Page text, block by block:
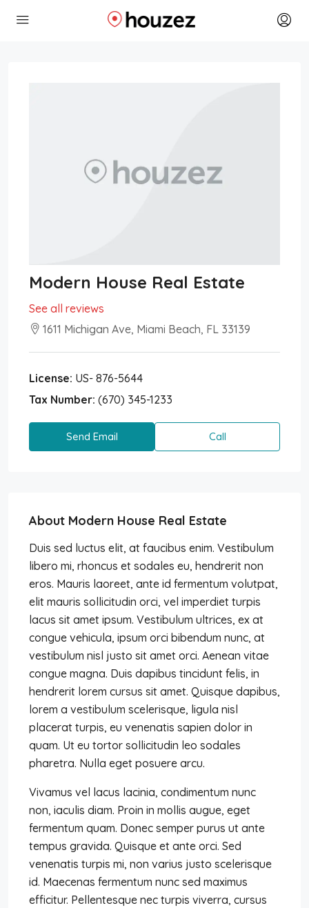
Modern House Real Estate
See all reviews
1611 Michigan Ave, Miami Beach, FL 33139
License: US- 876-5644
Tax Number: (670) 345-1233
Send Email Call
About Modern House Real Estate
Duis sed luctus elit, at faucibus enim. Vestibulum
libero mi, rhoncus et sodales eu, hendrerit non
eros. Mauris laoreet, ante id fermentum volutpat,
elit mauris sollicitudin orci, vel imperdiet turpis
lacus sit amet ipsum. Vestibulum ultrices, ex at
congue vehicula, ipsum orci bibendum nunc, at
vestibulum nisl justo sit amet orci. Aenean vitae
congue magna. Duis dapibus tincidunt felis, in
hendrerit lorem cursus sit amet. Quisque dapibus,
lorem a vestibulum scelerisque, ligula nisl
placerat turpis, eu venenatis sapien dolor in
quam. Ut eu tortor sollicitudin leo sodales
pharetra. Nulla eget posuere arcu.
Vivamus vel lacus lacinia, condimentum nunc
non, iaculis diam. Proin in mollis augue, eget
fermentum quam. Donec semper purus ut ante
tempus gravida. Quisque et ante orci. Sed
venenatis turpis mi, non varius justo scelerisque
id. Maecenas fermentum nunc sed maximus
efficitur. Pellentesque nec turpis viverra, cursus